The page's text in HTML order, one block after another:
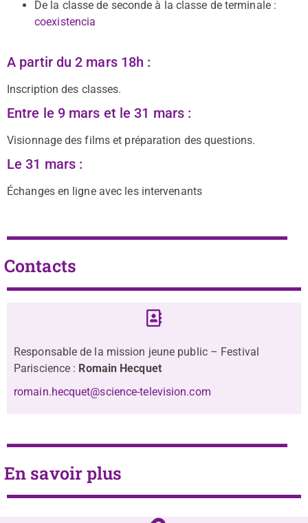
De la classe de seconde à la classe de terminale :
coexistencia
A partir du 2 mars 18h :
Inscription des classes.
Entre le 9 mars et le 31 mars :
Visionnage des films et préparation des questions.
Le 31 mars :
Échanges en ligne avec les intervenants
Contacts
Responsable de la mission jeune public – Festival
Pariscience : Romain Hecquet
romain.hecquet@science-television.com
En savoir plus